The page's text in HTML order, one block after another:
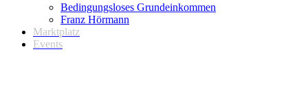
Bedingungsloses Grundeinkommen
Franz Hörmann
Marktplatz
Events